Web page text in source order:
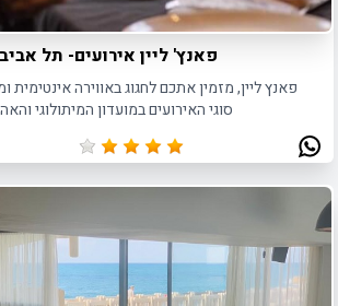
פאנץ' ליין אירועים- תל אביב
פאנץ ליין, מזמין אתכם לחגוג באווירה
סוגי האירועים במועדון המיתולוגי